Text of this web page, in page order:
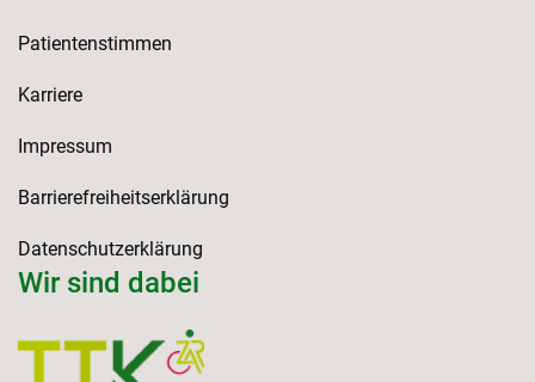
Patientenstimmen
Karriere
Impressum
Barrierefreiheitserklärung
Datenschutzerklärung
Wir sind dabei